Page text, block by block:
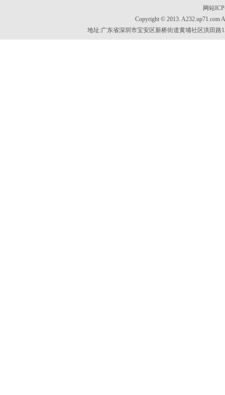
网站
Copyright © 2013. A232.up71.com
地址:广东省深圳市宝安区新桥街道黄埔社区洪田路